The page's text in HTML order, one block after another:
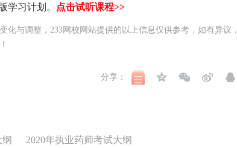
学习计划。
点击试听课程>>
化与调整，233网校网站提供的以上信息仅供参考，如有异议，
分享：
2020年执业药师考试大纲